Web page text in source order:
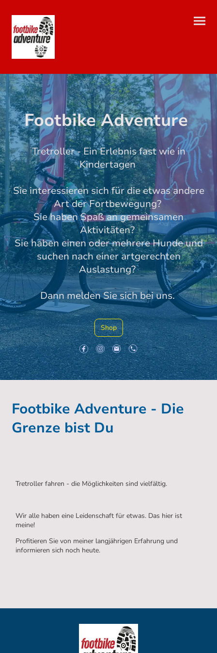
Footbike Adventure
Tretroller - Ein Erlebnis fast wie in
Kindertagen
Sie interessieren sich für die etwas andere
Art der Fortbewegung?
Sie haben Spaß an gemeinsamen
Aktivitäten?
Sie haben einen oder mehrere Hunde und
suchen nach einer artgerechten
Auslastung?
Dann melden Sie sich bei uns.
Shop
Footbike Adventure - Die
Grenze bist Du
Tretroller fahren - die Möglichkeiten sind vielfältig.
Wir alle haben eine Leidenschaft für etwas. Das hier ist
meine!
Profitieren Sie von meiner langjährigen Erfahrung und
informieren sich noch heute.